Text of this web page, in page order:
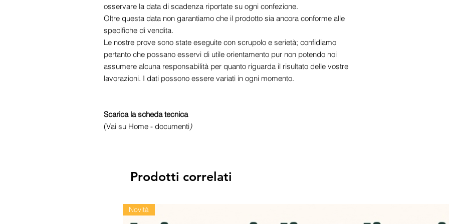
osservare la data di scadenza riportate su ogni confezione.
Oltre questa data non garantiamo che il prodotto sia ancora conforme alle
specifiche di vendita.
Le nostre prove sono state eseguite con scrupolo e serietà; confidiamo
pertanto che possano esservi di utile orientamento pur non potendo noi
assumere alcuna responsabilità per quanto riguarda il risultato delle vostre
lavorazioni. I dati possono essere variati in ogni momento.
Scarica la scheda tecnica
(Vai su Home - documenti)
Prodotti correlati
Novità